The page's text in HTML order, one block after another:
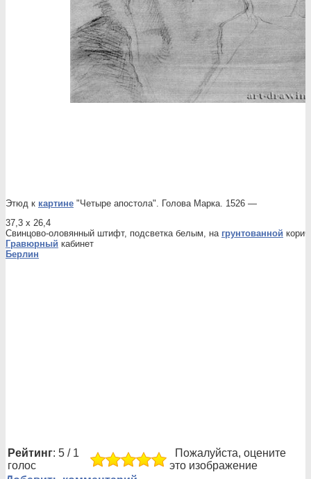
Этюд к картине "Четыре апостола". Голова Марка. 1526 —
37,3 x 26,4
Свинцово-оловянный штифт, подсветка белым, на грунтованной
Гравюрный кабинет
Берлин
Рейтинг: 5 / 1
голос
Пожалуйста, оцените
это изображение